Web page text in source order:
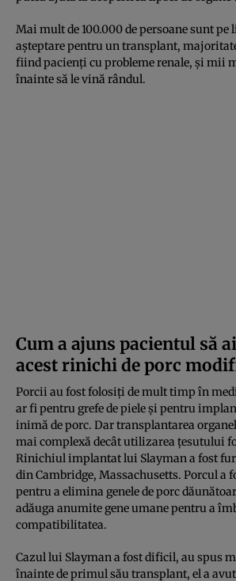
Mai mult de 100.000 de persoane sunt pe
așteptare pentru un transplant,
fiind pacienți cu probleme renale, și mii
înainte să le vină rândul.
Cum a ajuns pacientul să
acest rinichi de porc
Porcii au fost folosiți de mult timp în
ar fi pentru grefe de piele și pentru
inimă de porc. Dar transplantarea
mai complexă decât utilizarea țesutului
Rinichiul implantat lui Slayman a fost
din Cambridge, Massachusetts. Porcul a
pentru a elimina genele de porc
adăuga anumite gene umane pentru a
compatibilitatea.
Cazul lui Slayman a fost dificil, au spus
înainte de primul său transplant, el a